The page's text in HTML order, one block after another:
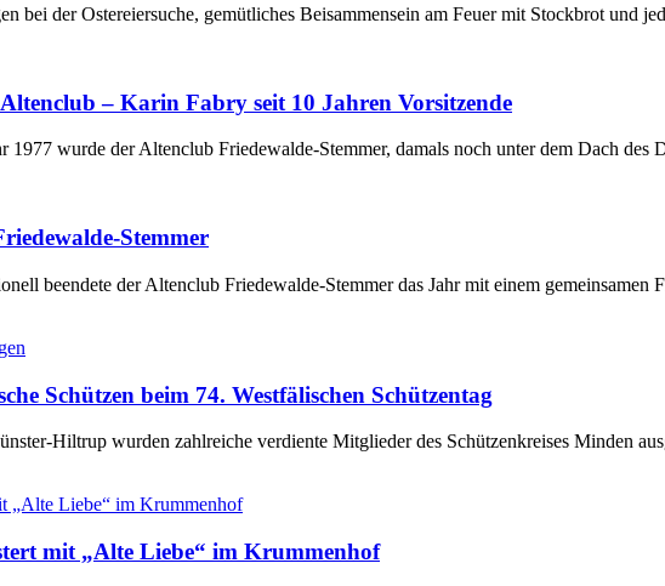
bei der Ostereiersuche, gemütliches Beisammensein am Feuer mit Stockbrot und
– Karin Fabry seit 10 Jahren Vorsitzende
wurde der Altenclub Friedewalde-Stemmer, damals noch unter dem Dach des
Stemmer
beendete der Altenclub Friedewalde-Stemmer das Jahr mit einem
Schützen beim 74. Westfälischen Schützentag
Hiltrup wurden zahlreiche verdiente Mitglieder des Schützenkreises Minden
mit „Alte Liebe“ im Krummenhof